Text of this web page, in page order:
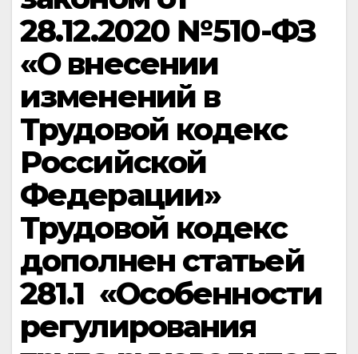
28.12.2020 №510-ФЗ
«О внесении
изменений в
Трудовой кодекс
Российской
Федерации»
Трудовой кодекс
дополнен статьей
281.1 «Особенности
регулирования